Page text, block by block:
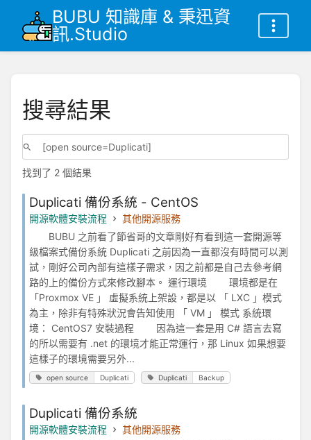
BUBU 知識庫 & 秉迅資
訊.Studio
搜尋結果
找到了 2 個結果
Duplicati 備份系統 - CentOS
開源軟體安裝流程
其他開源服務
BUBU 之前看了節省哥的文章剛好有看到這一套開源等
級檔案式備份系統 Duplicati 之前因為一直都沒有時間可以測
試，剛好公司內部有這樣子需求，因之前都是自己去參考網
路的上的備份方式來修改腳本。 運行環境 環境都是在
「Proxmox VE 」 虛擬系統上架設，都是以 「 LXC 」模式
為主，除非有特殊狀況會告知使用 「 VM 」 模式 系統環
境： CentOS7 安裝過程 因為這一套是用 C# 語言去寫
的所以需要有 .net 的環境才能正常運行，那 Linux 如果想要
這樣子的環境需要另外...
open source Duplicati Duplicati Backup
Duplicati 備份系統
開源軟體安裝流程
其他開源服務